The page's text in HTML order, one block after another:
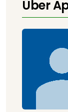
Über